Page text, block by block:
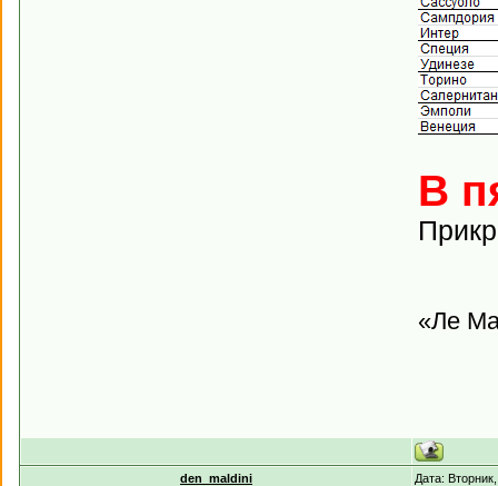
В
«Ле
den_maldini Дата: